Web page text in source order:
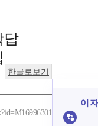
답
한글로보기
이